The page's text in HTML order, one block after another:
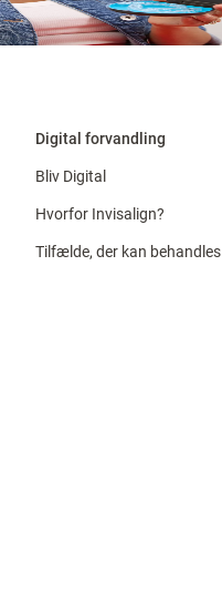
Digital forvandling
Bliv Digital
Hvorfor Invisalign?
Tilfælde, der kan behandles